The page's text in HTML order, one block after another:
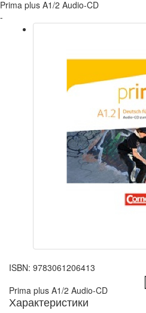
Prima plus A1/2 Audio-CD
-
ISBN: 9783061206413
Prima plus A1/2 Audio-CD
Характеристики